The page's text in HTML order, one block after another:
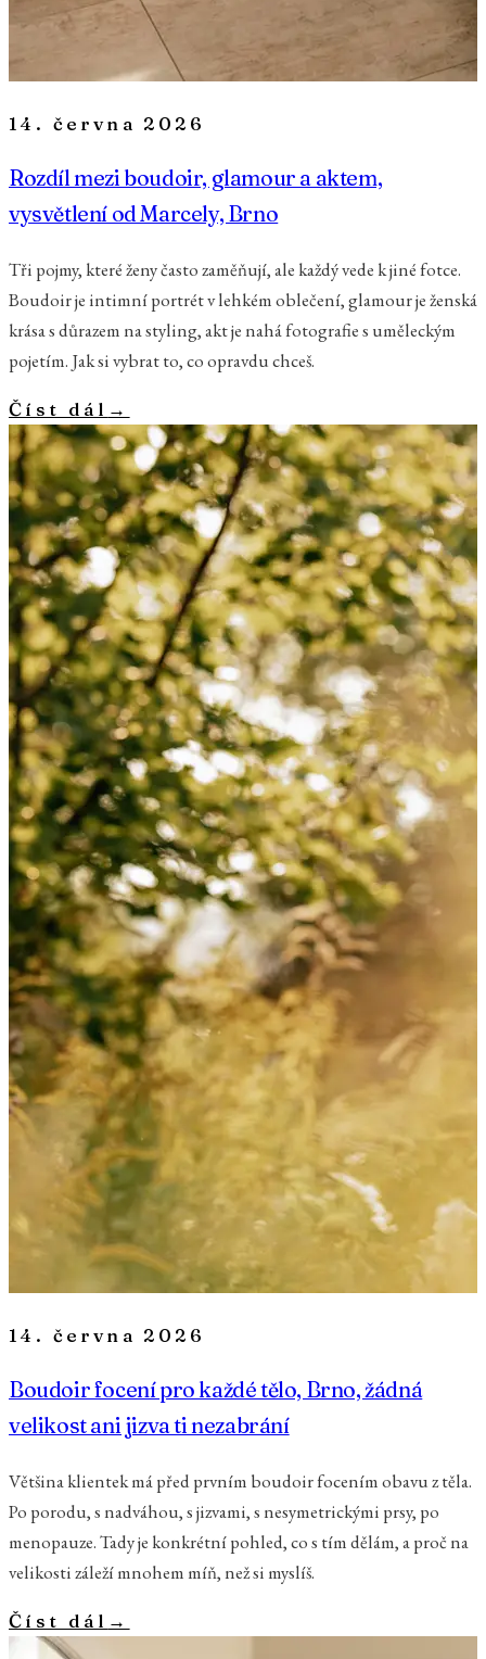
14. června 2026
Rozdíl mezi boudoir, glamour a aktem,
vysvětlení od Marcely, Brno
Tři pojmy, které ženy často zaměňují, ale každý vede k jiné fotce.
Boudoir je intimní portrét v lehkém oblečení, glamour je ženská
krása s důrazem na styling, akt je nahá fotografie s uměleckým
pojetím. Jak si vybrat to, co opravdu chceš.
Číst dál →
14. června 2026
Boudoir focení pro každé tělo, Brno, žádná
velikost ani jizva ti nezabrání
Většina klientek má před prvním boudoir focením obavu z těla.
Po porodu, s nadváhou, s jizvami, s nesymetrickými prsy, po
menopauze. Tady je konkrétní pohled, co s tím dělám, a proč na
velikosti záleží mnohem míň, než si myslíš.
Číst dál →